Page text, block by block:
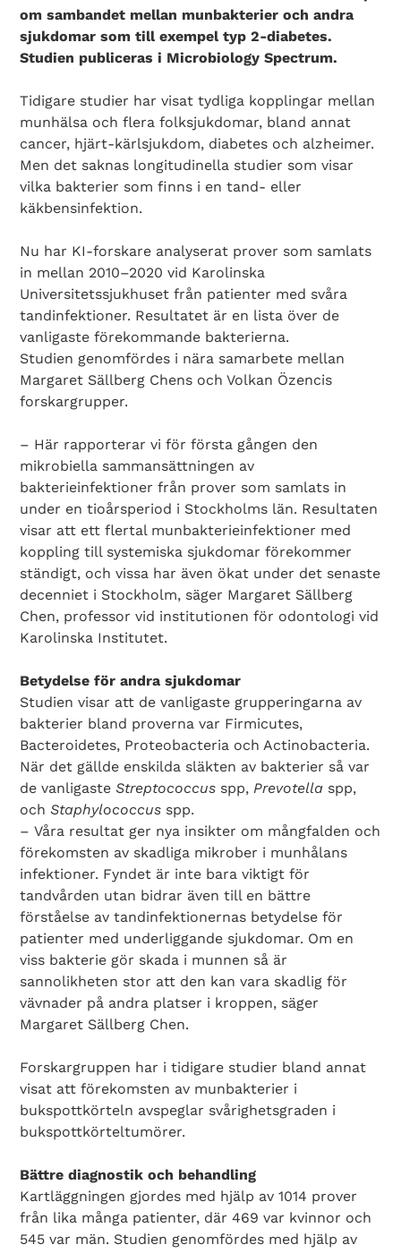
om sambandet mellan munbakterier och andra
sjukdomar som till exempel typ 2-diabetes.
Studien publiceras i Microbiology Spectrum.
Tidigare studier har visat tydliga kopplingar mellan
munhälsa och flera folksjukdomar, bland annat
cancer, hjärt-kärlsjukdom, diabetes och alzheimer.
Men det saknas longitudinella studier som visar
vilka bakterier som finns i en tand- eller
käkbensinfektion.
Nu har KI-forskare analyserat prover som samlats
in mellan 2010–2020 vid Karolinska
Universitetssjukhuset från patienter med svåra
tandinfektioner. Resultatet är en lista över de
vanligaste förekommande bakterierna.
Studien genomfördes i nära samarbete mellan
Margaret Sällberg Chens och Volkan Özencis
forskargrupper.
– Här rapporterar vi för första gången den
mikrobiella sammansättningen av
bakterieinfektioner från prover som samlats in
under en tioårsperiod i Stockholms län. Resultaten
visar att ett flertal munbakterieinfektioner med
koppling till systemiska sjukdomar förekommer
ständigt, och vissa har även ökat under det senaste
decenniet i Stockholm, säger Margaret Sällberg
Chen, professor vid institutionen för odontologi vid
Karolinska Institutet.
Betydelse för andra sjukdomar
Studien visar att de vanligaste grupperingarna av
bakterier bland proverna var Firmicutes,
Bacteroidetes, Proteobacteria och Actinobacteria.
När det gällde enskilda släkten av bakterier så var
de vanligasteStreptococcus spp,Prevotella spp,
ochStaphylococcus spp.
– Våra resultat ger nya insikter om mångfalden och
förekomsten av skadliga mikrober i munhålans
infektioner. Fyndet är inte bara viktigt för
tandvården utan bidrar även till en bättre
förståelse av tandinfektionernas betydelse för
patienter med underliggande sjukdomar. Om en
viss bakterie gör skada i munnen så är
sannolikheten stor att den kan vara skadlig för
vävnader på andra platser i kroppen, säger
Margaret Sällberg Chen.
Forskargruppen har i tidigare studier bland annat
visat att förekomsten av munbakterier i
bukspottkörteln avspeglar svårighetsgraden i
bukspottkörteltumörer.
Bättre diagnostik och behandling
Kartläggningen gjordes med hjälp av 1014 prover
från lika många patienter, där 469 var kvinnor och
545 var män. Studien genomfördes med hjälp av